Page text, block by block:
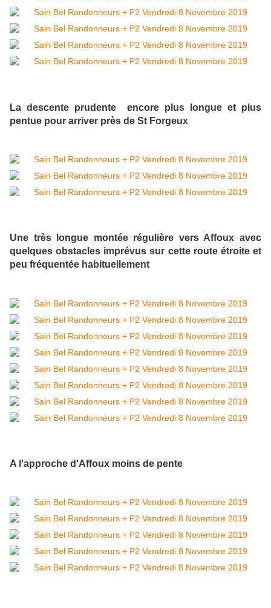
La descente prudente encore plus longue et plus
pentue pour arriver près de St Forgeux
Une très longue montée régulière vers Affoux avec
quelques obstacles imprévus sur cette route étroite et
peu fréquentée habituellement
A l'approche d'Affoux moins de pente